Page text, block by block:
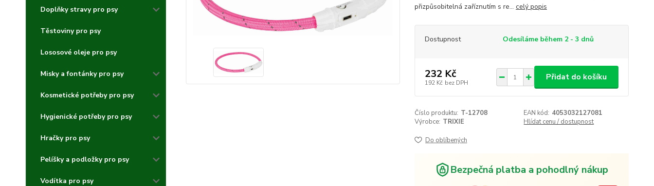
Doplňky stravy pro psy
Těstoviny pro psy
Lososové oleje pro psy
Misky a fontánky pro psy
Kosmetické potřeby pro psy
Hygienické potřeby pro psy
Hračky pro psy
Pelíšky a podložky pro psy
Vodítka pro psy
přizpůsobitelná zaříznutím s re... celý popis
Dostupnost Odesíláme během 2 - 3 dnů
232 Kč
192 Kč bez DPH
Přidat do košíku
Číslo produktu: T-12708 EAN kód: 4053032127081
Výrobce: TRIXIE Hlídat cenu / dostupnost
Do oblíbených
Bezpečná platba a pohodlný nákup